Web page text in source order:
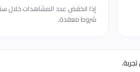
إذا انخفض عدد المشاهدات خلال
شروط معقدة.